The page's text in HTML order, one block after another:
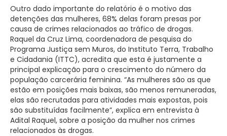
Outro dado importante do relatório é o motivo das
detenções das mulheres, 68% delas foram presas por
causa de crimes relacionados ao tráfico de drogas.
Raquel da Cruz Lima, coordenadora de pesquisa do
Programa Justiça sem Muros, do Instituto Terra, Trabalho
e Cidadania (ITTC), acredita que esta é justamente a
principal explicação para o crescimento do número da
população carcerária feminina. “As mulheres são as que
estão em posições mais baixas, são menos remuneradas,
elas são recrutadas para atividades mais expostas, pois
são substituídas facilmente”, explica em entrevista à
Adital Raquel, sobre a posição da mulher nos crimes
relacionados às drogas.